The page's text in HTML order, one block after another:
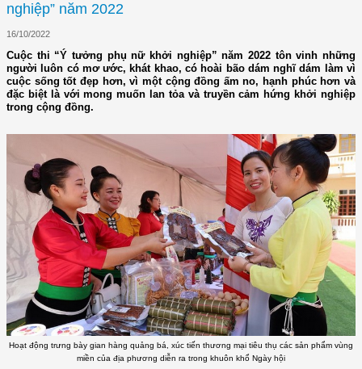
nghiệp” năm 2022
16/10/2022
Cuộc thi “Ý tưởng phụ nữ khởi nghiệp” năm 2022 tôn vinh những
người luôn có mơ ước, khát khao, có hoài bão dám nghĩ dám làm vì
cuộc sống tốt đẹp hơn, vì một cộng đồng ấm no, hạnh phúc hơn và
đặc biệt là với mong muốn lan tỏa và truyền cảm hứng khởi nghiệp
trong cộng đồng.
Hoạt động trưng bày gian hàng quảng bá, xúc tiến thương mại tiêu thụ các sản phẩm vùng
miền của địa phương diễn ra trong khuôn khổ Ngày hội